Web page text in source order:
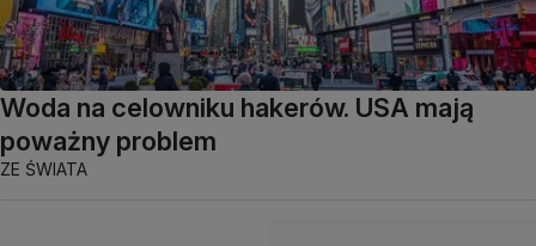
Woda na celowniku hakerów. USA mają
poważny problem
ZE ŚWIATA